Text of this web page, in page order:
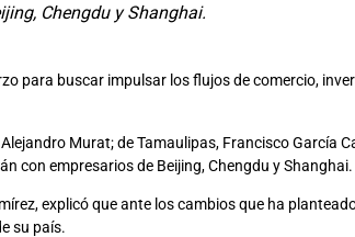
Chengdu y Shanghai.
para buscar impulsar los flujos de comercio,
Murat; de Tamaulipas, Francisco García
con empresarios de Beijing, Chengdu y Shanghai.
explicó que ante los cambios que ha
su país.